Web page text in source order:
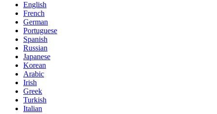
English
French
German
Portuguese
Spanish
Russian
Japanese
Korean
Arabic
Irish
Greek
Turkish
Italian